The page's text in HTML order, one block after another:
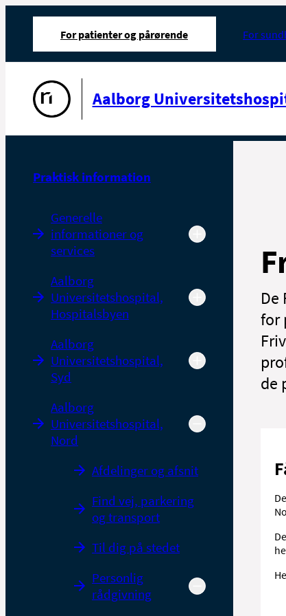
For patienter og pårørende For
Aalborg
Praktisk information
Generelle
informationer og
services
Aalborg
Universitetshospital,
Hospitalsbyen
Aalborg
Universitetshospital,
Syd
Aalborg
Universitetshospital,
Nord
Afdelinger og afsnit
Find vej, parkering
og transport
Til dig på stedet
Personlig
rådgivning
De
for
de